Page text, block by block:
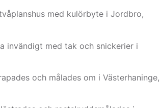
med kulörbyte i Jordbro,
invändigt med tak och snickerier i
och målades om i Västerhaninge,